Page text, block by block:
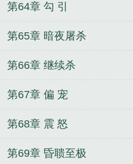
第64章 勾 引
第65章 暗夜屠杀
第66章 继续杀
第67章 偏 宠
第68章 震 怒
第69章 昏聩至极